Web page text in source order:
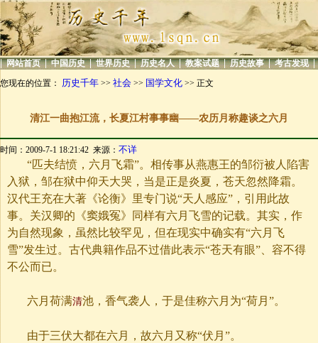
| 网站首页 | 中国历史 | 世界历史 | 历史名人 | 教案试题 | 历史故事 | 考古发现 |
您现在的位置： 历史千年 >> 社会 >> 国学文化 >> 正文
清江一曲抱江流，长夏江村事事幽——农历月称趣谈之六月
时间：2009-7-1 18:21:42 来源： 不详
“匹夫结愤，六月飞霜”。相传事从燕惠王的邹衍被人陷害
入狱，邹在狱中仰天大哭，当是正是炎夏，苍天忽然降霜。
汉代王充在大著《论衡》里专门说“天人感应”，引用此故
事。关汉卿的《窦娥冤》同样有六月飞雪的记载。其实，作
为自然现象，虽然比较罕见，但在现实中确实有“六月飞
雪”发生过。古代典籍作品不过借此表示“苍天有眼”、容不得
不公而已。
六月荷满清池，香气袭人，于是佳称六月为“荷月”。
由于三伏大都在六月，故六月又称“伏月”。